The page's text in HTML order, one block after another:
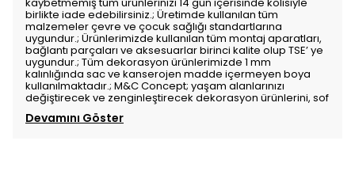
birlikte iade edebilirsiniz.; Üretimde kullanılan tüm
malzemeler çevre ve çocuk sağlığı standartlarına
uygundur.; Ürünlerimizde kullanılan tüm montaj aparatları,
bağlantı parçaları ve aksesuarlar birinci kalite olup TSE’ ye
uygundur.; Tüm dekorasyon ürünlerimizde 1 mm
kalınlığında sac ve kanserojen madde içermeyen boya
kullanılmaktadır.; M&C Concept; yaşam alanlarınızı
değiştirecek ve zenginleştirecek dekorasyon ürünlerini, sof
Devamını Göster